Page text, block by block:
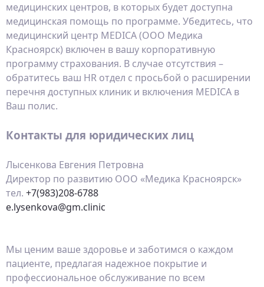
медицинских центров, в которых будет доступна
медицинская помощь по программе. Убедитесь, что
медицинский центр MEDICA (ООО Медика
Красноярск) включен в вашу корпоративную
программу страхования. В случае отсутствия –
обратитесь ваш HR отдел с просьбой о расширении
перечня доступных клиник и включения MEDICA в
Ваш полис.
Контакты для юридических лиц
Лысенкова Евгения Петровна
Директор по развитию ООО «Медика Красноярск»
тел. +7(983)208-6788
e.lysenkova@gm.clinic
Мы ценим ваше здоровье и заботимся о каждом
пациенте, предлагая надежное покрытие и
профессиональное обслуживание по всем